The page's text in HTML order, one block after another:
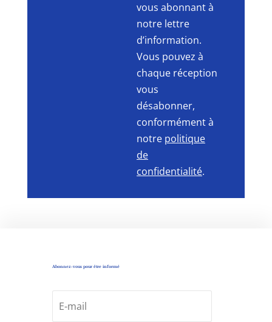
vous abonnant à
notre lettre
d’information.
Vous pouvez à
chaque réception
vous
désabonner,
conformément à
notre politique
de
confidentialité.
Abonnez-vous pour être informé